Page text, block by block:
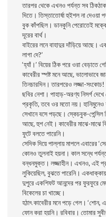
তারপর থেকে এখনও পর্যন্ত সব
দিতে। তিস্তাতাের্ষা হুইশল না দেওয়া
বুক কাঁপছিল। ডানকুনি পেরােতেই
দূরের বার্থ।
বাইরের লনে বাহাদুর দাঁড়িয়ে আছে।
লাগা দে?’
‘হ্যাঁ।’ বিয়ের ঠিক পরে ওরা বেড়াতে
কাবেরীর স্পষ্ট মনে আছে, ভালােভাবে
তিনচারদিন। তারপরেও লজ্জা-সংকোচ!
ছবির নেশা। পাহাড়-অরণ্য নিসর্গ
প্রকৃতি, তবে ওর মতাে নয়। হানিমুনেও
সেখানে বসে পড়ছে। স্কেচবুক-
আছে, হুশ নেই। কাবেরীর মাঝে-মাঝে
ফুটে বলতে পারেনি।
সেদিক দিয়ে পাল্লায় মাপলে এবারের
কোনও তুলনাই হয়না। কাল সন্ধে
বন্ধনমুক্ত। লজ্জাহীন। এখনও, এই
লুকিয়েছিল, বুঝতে পারেনি।
দুপুরে একশিফট আনন্দের পর ফুরফুরে
বিকেলের চা খাচ্ছে।
হঠাৎ কাবেরীর মনে পড়ে গেল। ‘শােন,
ফোন করা হয়নি। রবিবার। তােমার